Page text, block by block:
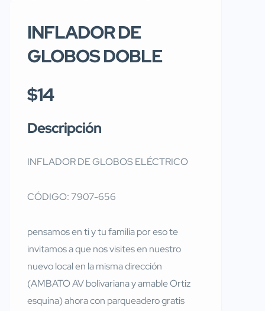
INFLADOR DE
GLOBOS DOBLE
$14
Descripción
INFLADOR DE GLOBOS ELÉCTRICO
CÓDIGO: 7907-656
pensamos en ti y tu familia por eso te
invitamos a que nos visites en nuestro
nuevo local en la misma dirección
(AMBATO AV bolivariana y amable Ortiz
esquina) ahora con parqueadero gratis